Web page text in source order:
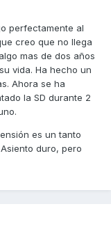
perfectamente al
creo que no llega
mas de dos años
vida. Ha hecho un
Ahora se ha
la SD durante 2
es un tanto
duro, pero